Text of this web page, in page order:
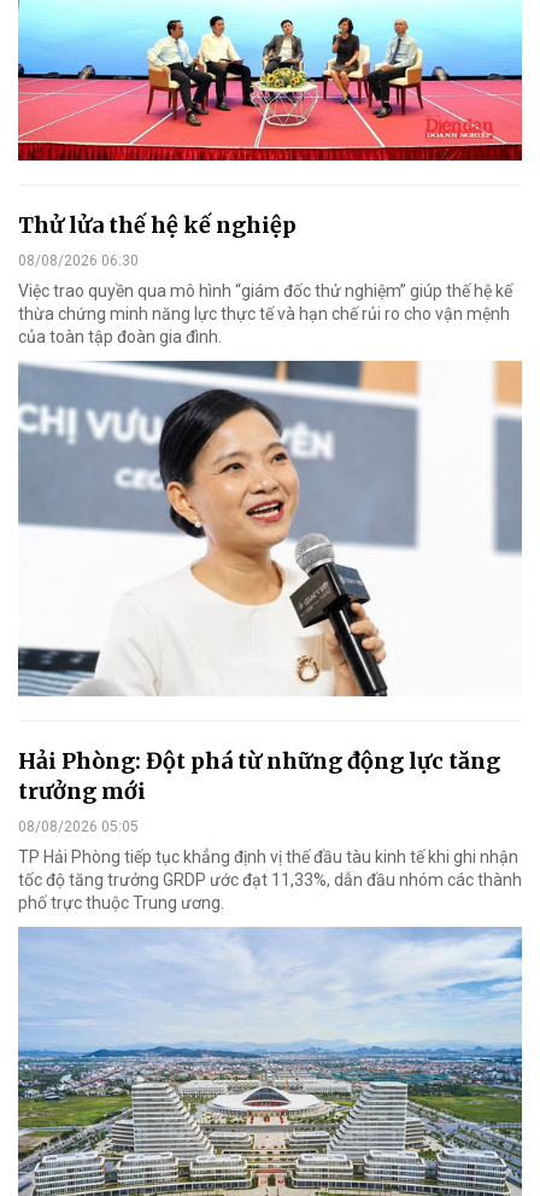
Thử lửa thế hệ kế nghiệp
08/08/2026 06:30
Việc trao quyền qua mô hình “giám đốc thử nghiệm” giúp thế hệ kế
thừa chứng minh năng lực thực tế và hạn chế rủi ro cho vận mệnh
của toàn tập đoàn gia đình.
Hải Phòng: Đột phá từ những động lực tăng
trưởng mới
08/08/2026 05:05
TP Hải Phòng tiếp tục khẳng định vị thế đầu tàu kinh tế khi ghi nhận
tốc độ tăng trưởng GRDP ước đạt 11,33%, dẫn đầu nhóm các thành
phố trực thuộc Trung ương.